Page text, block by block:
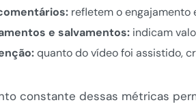
refletem o engajamento
e salvamentos:indicam
quanto do vídeo foi assistido,
constante dessas métricas